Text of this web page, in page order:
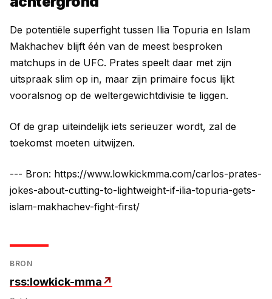
De potentiële superfight tussen Ilia Topuria en Islam
Makhachev blijft één van de meest besproken
matchups in de UFC. Prates speelt daar met zijn
uitspraak slim op in, maar zijn primaire focus lijkt
vooralsnog op de weltergewichtdivisie te liggen.
Of de grap uiteindelijk iets serieuzer wordt, zal de
toekomst moeten uitwijzen.
--- Bron: https://www.lowkickmma.com/carlos-prates-
jokes-about-cutting-to-lightweight-if-ilia-topuria-gets-
islam-makhachev-fight-first/
BRON
rss:lowkick-mma↗